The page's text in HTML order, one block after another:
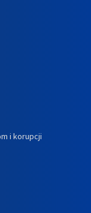
i korupcji